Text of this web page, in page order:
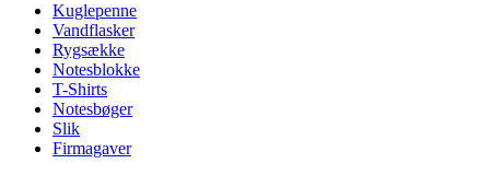
Kuglepenne
Vandflasker
Rygsække
Notesblokke
T-Shirts
Notesbøger
Slik
Firmagaver